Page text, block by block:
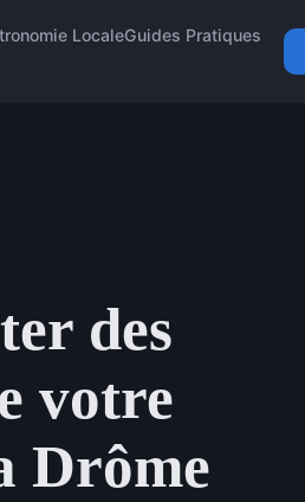
LocaleGuides Pratiques
des
votre
Drôme